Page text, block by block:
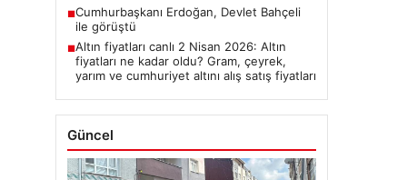
■Cumhurbaşkanı Erdoğan, Devlet Bahçeli
ile görüştü
■Altın fiyatları canlı 2 Nisan 2026: Altın
fiyatları ne kadar oldu? Gram, çeyrek,
yarım ve cumhuriyet altını alış satış fiyatları
Güncel